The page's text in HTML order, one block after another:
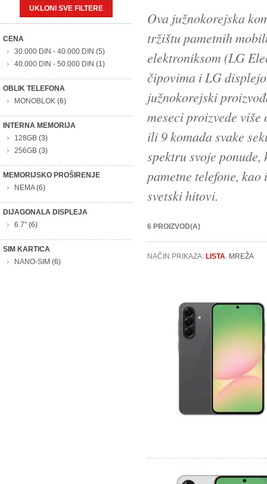
UKLONI SVE FILTERE
CENA
30.000 DIN - 40.000 DIN (5)
40.000 DIN - 50.000 DIN (1)
OBLIK TELEFONA
MONOBLOK (6)
INTERNA MEMORIJA
128GB (3)
256GB (3)
MEMORIJSKO PROŠIRENJE
NEMA(6)
DIJAGONALA DISPLEJA
6.7'' (6)
SIM KARTICA
NANO-SIM (6)
Ova južnokorejska
tržištu pametnih
elektroniksom (LG
čipovima i LG
južnokorejski
meseci proizvede
ili 9 komada svake
spektru svoje
pametne telefone,
svetski hitovi.
6 PROIZVOD(A)
NAČIN PRIKAZA: LISTA MREŽA